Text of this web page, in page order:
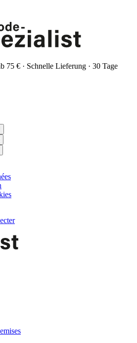
75 € · Schnelle Lieferung · 30 Tage